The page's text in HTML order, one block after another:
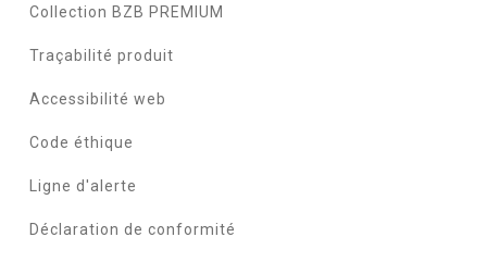
Collection BZB PREMIUM
Traçabilité produit
Accessibilité web
Code éthique
Ligne d'alerte
Déclaration de conformité